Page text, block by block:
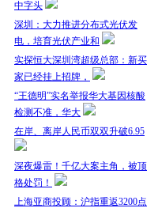
中字头
深圳：大力推进分布式光伏发
电，培育光伏产业和
实探恒大深圳湾超级总部：新买
家已经挂上招牌，
“王德明”实名举报华大基因核酸
检测不准，华大
在岸、离岸人民币双双升破6.95
深夜爆雷！千亿大案主角，被顶
格处罚！
上海亚商投顾：沪指重返3200点